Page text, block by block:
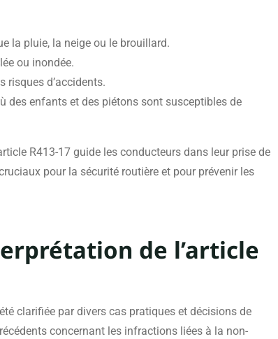
la pluie, la neige ou le brouillard.
ou inondée.
risques d’accidents.
des enfants et des piétons sont susceptibles de
R413-17 guide les conducteurs dans leur prise de
pour la sécurité routière et pour prévenir les
de l’article
clarifiée par divers cas pratiques et décisions de
concernant les infractions liées à la non-